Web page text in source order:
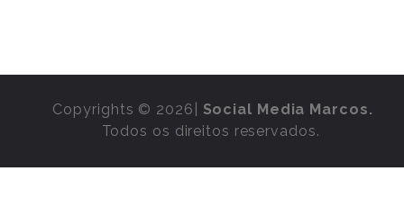
Copyrights © 2026| Social Media Marcos.
Todos os direitos reservados.